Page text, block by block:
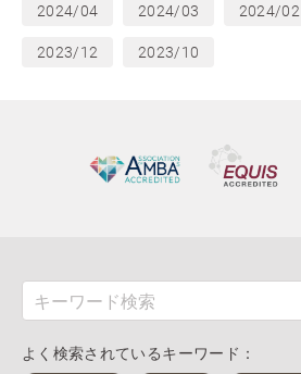
2024/04 2024/03 2024/02
2023/12 2023/10
よく検索されているキーワード：